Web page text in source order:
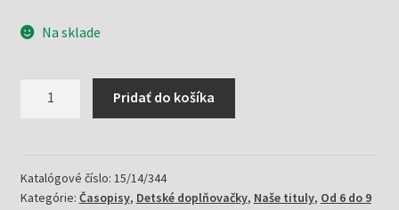
Na sklade
netopierie
Pridať do košíka
Katalógové číslo: 15/14/344
Kategórie: Časopisy, Detské doplňovačky, Naše tituly, Od 6 do 9